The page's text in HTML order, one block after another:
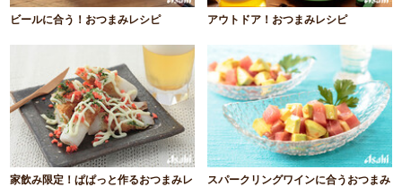
ビールに合う！おつまみレシピ アウトドア！おつまみレシピ
家飲み限定！ぱぱっと作るおつまみレ
スパークリングワインに合うおつまみ